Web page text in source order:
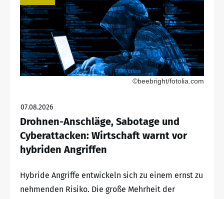
©beebright/fotolia.com
07.08.2026
Drohnen-Anschläge, Sabotage und
Cyberattacken: Wirtschaft warnt vor
hybriden Angriffen
Hybride Angriffe entwickeln sich zu einem ernst zu
nehmenden Risiko. Die große Mehrheit der